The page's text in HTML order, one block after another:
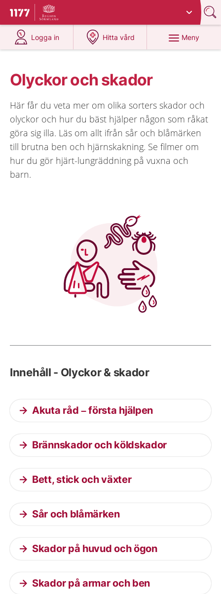
Till startsidan för 1177
Du har valt region
Logga in
på 1177.se
Hitta vård
på 1177.se
Meny
Olyckor och skador
Här får du veta mer om olika sorters skador och
olyckor och hur du bäst hjälper någon som råkat
göra sig illa. Läs om allt ifrån sår och blåmärken
till brutna ben och hjärnskakning. Se filmer om
hur du gör hjärt-lungräddning på vuxna och
barn.
Innehåll - Olyckor & skador
Akuta råd – första hjälpen
Brännskador och köldskador
Bett, stick och växter
Sår och blåmärken
Skador på huvud och ögon
Skador på armar och ben